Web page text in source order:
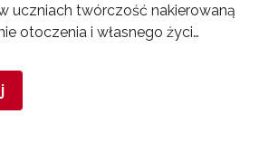
uczniach twórczość nakierowaną
otoczenia i własnego życi…